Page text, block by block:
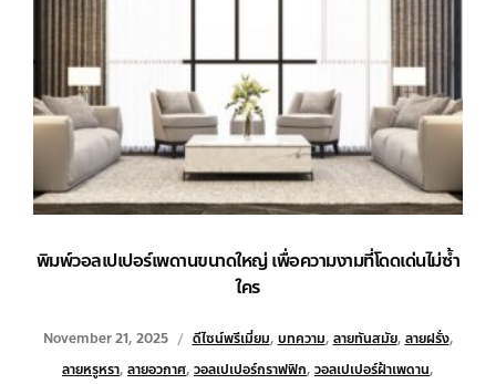
พิมพ์วอลเปเปอร์เพดานขนาดใหญ่ เพื่อความงามที่โดดเด่นไม่ซ้ำ
ใคร
November 21, 2025 ดีไซน์พรีเมี่ยม, บทความ, ลายทันสมัย, ลายฝรั่ง,
ลายหรูหรา, ลายอวกาศ, วอลเปเปอร์กราฟฟิก, วอลเปเปอร์ฝ้าเพดาน,